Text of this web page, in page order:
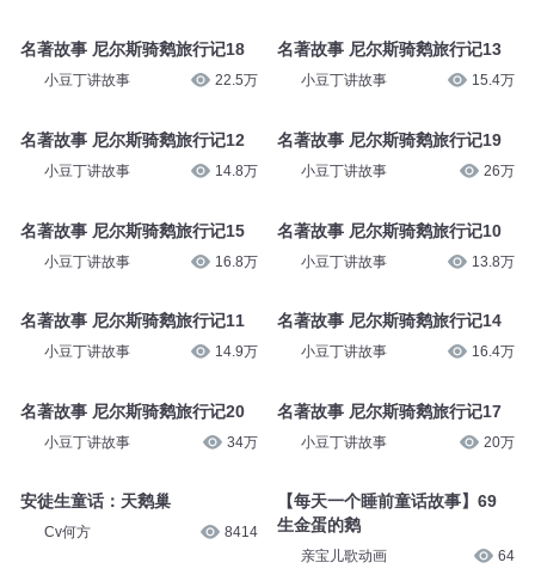
名著故事 尼尔斯骑鹅旅行记18
小豆丁讲故事 22.5万
名著故事 尼尔斯骑鹅旅行记12
小豆丁讲故事 14.8万
名著故事 尼尔斯骑鹅旅行记15
小豆丁讲故事 16.8万
名著故事 尼尔斯骑鹅旅行记11
小豆丁讲故事 14.9万
名著故事 尼尔斯骑鹅旅行记20
小豆丁讲故事 34万
安徒生童话：天鹅巢
Cv何方 8414
名著故事 尼尔斯骑鹅旅行记13
小豆丁讲故事 15.4万
名著故事 尼尔斯骑鹅旅行记19
小豆丁讲故事 26万
名著故事 尼尔斯骑鹅旅行记10
小豆丁讲故事 13.8万
名著故事 尼尔斯骑鹅旅行记14
小豆丁讲故事 16.4万
名著故事 尼尔斯骑鹅旅行记17
小豆丁讲故事 20万
【每天一个睡前童话故事】69
生金蛋的鹅
亲宝儿歌动画 64